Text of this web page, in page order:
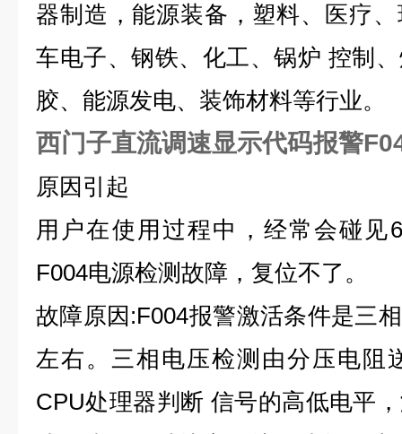
器制造，能源装备，塑料、医疗
车电子、钢铁、化工、锅炉 控制
胶、能源发电、装饰材料等行业。
西门子直流调速显示代码报警
原因引起
用户在使用过程中，经常会碰见
F004电源检测故障，复位不了。
故障原因:F004报警激活条件是三
左右。三相电压检测由分压电阻
CPU处理器判断 信号的高低电平